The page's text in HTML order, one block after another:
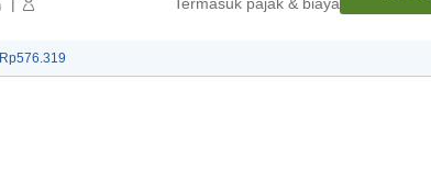
| Termasuk pajak & biaya
Rp576.319